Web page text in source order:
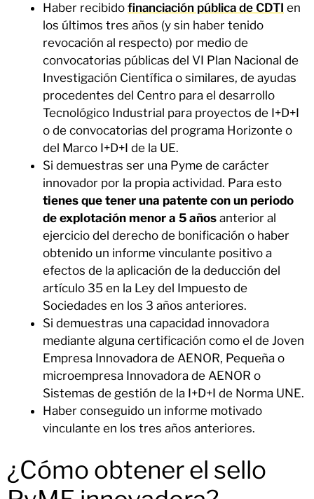
Haber recibido financiación pública de CDTI en
los últimos tres años (y sin haber tenido
revocación al respecto) por medio de
convocatorias públicas del VI Plan Nacional de
Investigación Científica o similares, de ayudas
procedentes del Centro para el desarrollo
Tecnológico Industrial para proyectos de I+D+I
o de convocatorias del programa Horizonte o
del Marco I+D+I de la UE.
Si demuestras ser una Pyme de carácter
innovador por la propia actividad. Para esto
tienes que tener una patente con un periodo
de explotación menor a 5 años anterior al
ejercicio del derecho de bonificación o haber
obtenido un informe vinculante positivo a
efectos de la aplicación de la deducción del
artículo 35 en la Ley del Impuesto de
Sociedades en los 3 años anteriores.
Si demuestras una capacidad innovadora
mediante alguna certificación como el de Joven
Empresa Innovadora de AENOR, Pequeña o
microempresa Innovadora de AENOR o
Sistemas de gestión de la I+D+I de Norma UNE.
Haber conseguido un informe motivado
vinculante en los tres años anteriores.
¿Cómo obtener el sello